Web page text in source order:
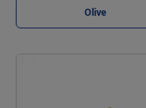
Olive